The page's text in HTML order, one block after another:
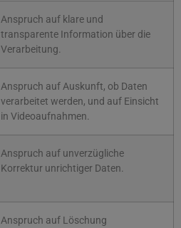
Anspruch auf klare und
transparente Information über die
Verarbeitung.
Anspruch auf Auskunft, ob Daten
verarbeitet werden, und auf Einsicht
in Videoaufnahmen.
Anspruch auf unverzügliche
Korrektur unrichtiger Daten.
Anspruch auf Löschung